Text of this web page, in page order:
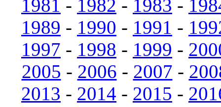
1981 - 1982 - 1983 -
1989 - 1990 - 1991 -
1997 - 1998 - 1999 -
2005 - 2006 - 2007 -
2013 - 2014 - 2015 -